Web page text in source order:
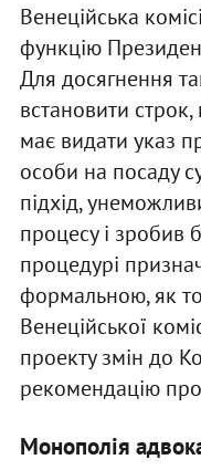
Венеційська
функцію
Для досягнення
встановити
має видати указ
особи на посаду
підхід,
процесу і зробив
процедурі
формальною, як
Венеційської
проекту змін до
рекомендацію
Монополія